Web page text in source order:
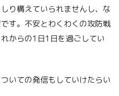
り構えていられませんし、な
す。不安とわくわくの攻防戦
からの1日1日を過ごしてい
いての発信もしていけたらい